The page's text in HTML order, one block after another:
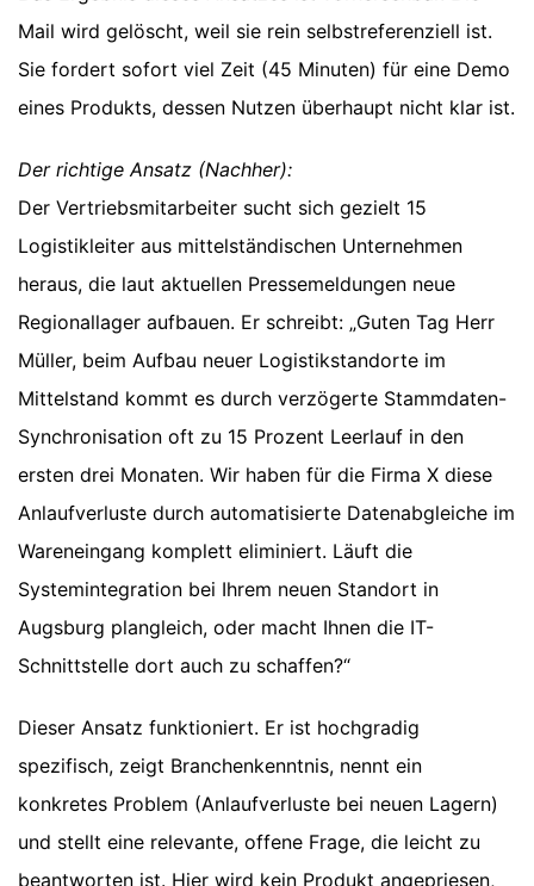
Mail wird gelöscht, weil sie rein selbstreferenziell ist.
Sie fordert sofort viel Zeit (45 Minuten) für eine Demo
eines Produkts, dessen Nutzen überhaupt nicht klar ist.
Der richtige Ansatz (Nachher):
Der Vertriebsmitarbeiter sucht sich gezielt 15
Logistikleiter aus mittelständischen Unternehmen
heraus, die laut aktuellen Pressemeldungen neue
Regionallager aufbauen. Er schreibt: „Guten Tag Herr
Müller, beim Aufbau neuer Logistikstandorte im
Mittelstand kommt es durch verzögerte Stammdaten-
Synchronisation oft zu 15 Prozent Leerlauf in den
ersten drei Monaten. Wir haben für die Firma X diese
Anlaufverluste durch automatisierte Datenabgleiche im
Wareneingang komplett eliminiert. Läuft die
Systemintegration bei Ihrem neuen Standort in
Augsburg plangleich, oder macht Ihnen die IT-
Schnittstelle dort auch zu schaffen?“
Dieser Ansatz funktioniert. Er ist hochgradig
spezifisch, zeigt Branchenkenntnis, nennt ein
konkretes Problem (Anlaufverluste bei neuen Lagern)
und stellt eine relevante, offene Frage, die leicht zu
beantworten ist. Hier wird kein Produkt angepriesen,